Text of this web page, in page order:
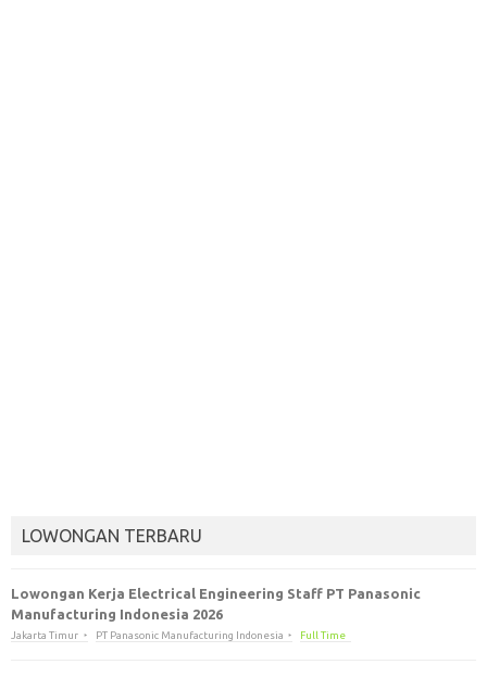
LOWONGAN TERBARU
Lowongan Kerja Electrical Engineering Staff PT Panasonic
Manufacturing Indonesia 2026
Jakarta Timur PT Panasonic Manufacturing Indonesia Full Time